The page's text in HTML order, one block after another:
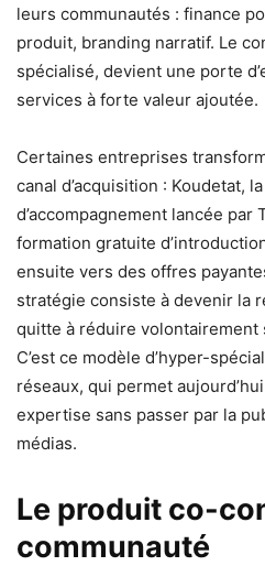
leurs communautés : finance
produit, branding narratif. Le
spécialisé, devient une porte
services à forte valeur ajoutée.
Certaines entreprises
canal d’acquisition : Koudetat,
d’accompagnement lancée par
formation gratuite
ensuite vers des offres
stratégie consiste à devenir la
quitte à réduire volontairement
C’est ce modèle d’hyper-
réseaux, qui permet
expertise sans passer par la
médias.
Le produit co-
communauté